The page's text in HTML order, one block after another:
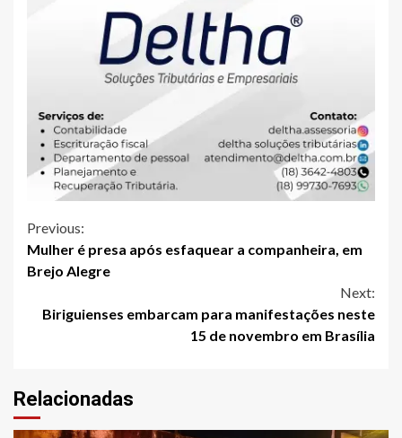
Continue
Reading
Previous:
Mulher é presa após esfaquear a companheira, em
Brejo Alegre
Next:
Biriguienses embarcam para manifestações neste
15 de novembro em Brasília
Relacionadas